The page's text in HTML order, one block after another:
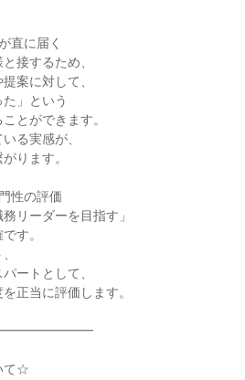
直に届く
接するため、
案に対して、
た」という
とができます。
る実感が、
ります。
性の評価
リーダーを目指す」
す。
ートとして、
正当に評価します。
て☆